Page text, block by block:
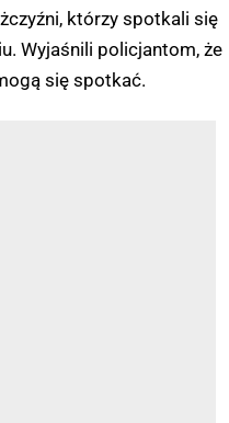
którzy spotkali się
Wyjaśnili policjantom, że
się spotkać.